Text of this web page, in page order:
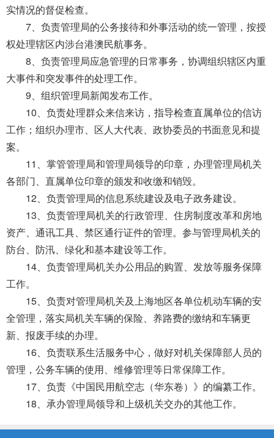
实情况的督促检查。
7、负责管理局的公务接待和外事活动的统一管理，按授
权处理辖区内涉台港澳民航事务。
8、负责管理局应急管理的日常事务，协调组织辖区内重
大事件和突发事件的处理工作。
9、组织管理局新闻发布工作。
10、负责处理群众来信来访，指导检查直属单位的信访
工作；组织办理市、区人大代表、政协委员的书面意见和提
案。
11、掌管管理局和管理局领导的印章，办理管理局机关
各部门、直属单位印章的颁发和收缴和销毁。
12、负责管理局的信息系统建设及电子政务建设。
13、负责管理局机关的行政管理、住房制度改革和房地
资产、通讯工具、禁区通行证件的管理。参与管理局机关的
防台、防汛、绿化和基本建设等工作。
14、负责管理局机关办公用品的购置、发放等服务保障
工作。
15、负责对管理局机关及上海地区各单位机动车辆的安
全管理，落实局机关车辆的保险、养路费的缴纳和车辆更
新、报废手续的办理。
16、负责联系生活服务中心，做好对机关保障部人员的
管理，公务车辆的使用、维修管理等日常保障工作。
17、负责《中国民用航空志（华东卷）》的编纂工作。
18、承办管理局领导和上级机关交办的其他工作。